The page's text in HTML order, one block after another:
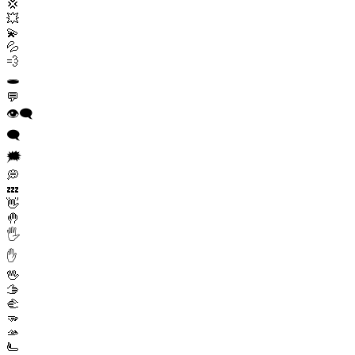
💢
💥
💫
💦
💨
🕳️
💬
👁️‍🗨️
🗨️
🗯️
💭
💤
👋
🤚
🖐️
✋
🖖
🫱
🫲
🫳
🫴
🫷